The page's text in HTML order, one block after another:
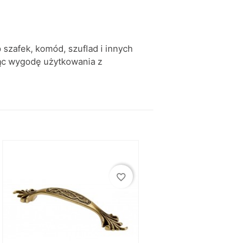
komód, szuflad i innych
wygodę użytkowania z
favorite_border